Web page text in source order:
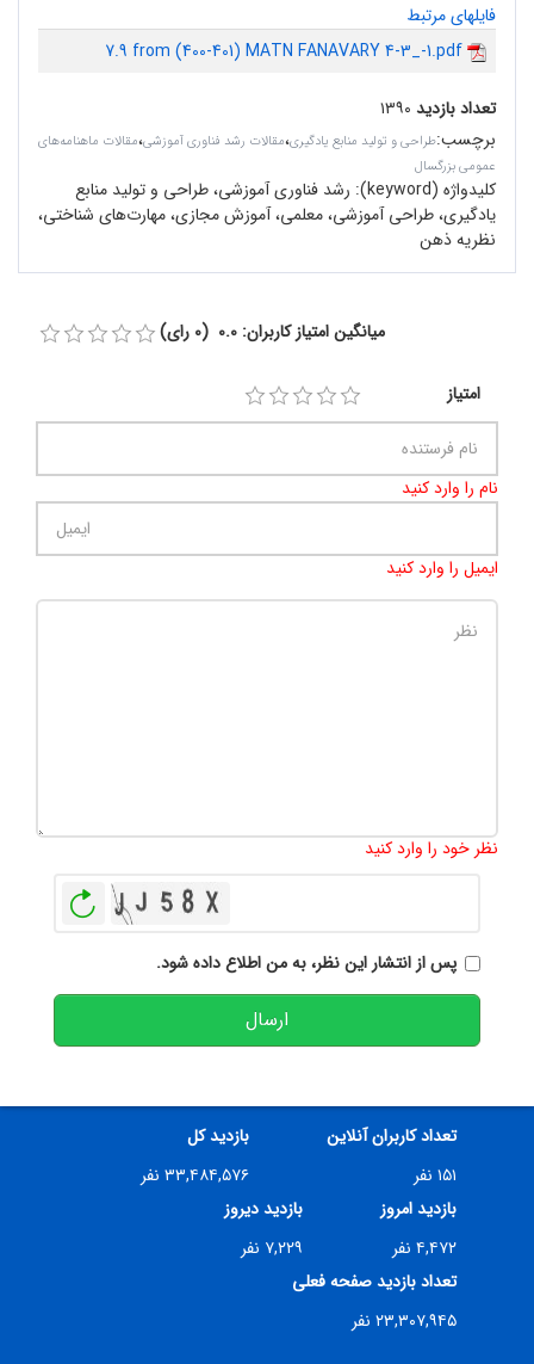
فایلهای مرتبط
7.9 from (400-401) MATN FANAVARY 4-3_-1.pdf
تعداد بازدید ۱۳۹۰
برچسب:طراحی و تولید منابع یادگیری،مقالات رشد فناوری آموزشی،مقالات ماهنامه‌های
عمومی بزرگسال
کلیدواژه (keyword):
رشد فناوری آموزشی، طراحی و تولید منابع
یادگیری، طراحی آموزشی، معلمی، آموزش مجازی، مهارت‌های شناختی،
نظریه ذهن
میانگین امتیاز کاربران: 0.0 (0 رای)
امتیاز
نام را وارد کنید
ایمیل را وارد کنید
نظر خود را وارد کنید
پس از انتشار این نظر، به من اطلاع داده شود.
ارسال
تعداد کاربران آنلاین
۱۵۱ نفر
بازدید کل
۳۳,۴۸۴,۵۷۶ نفر
بازدید امروز
۴,۴۷۲ نفر
بازدید دیروز
۷,۲۲۹ نفر
تعداد بازدید صفحه فعلی
۲۳,۳۰۷,۹۴۵ نفر